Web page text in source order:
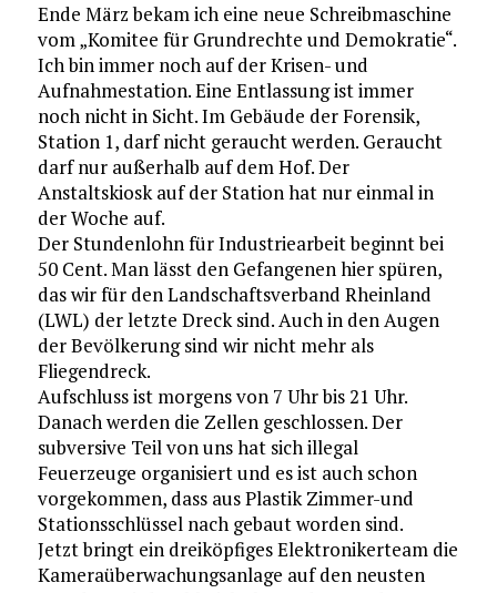
Ende März bekam ich eine neue Schreibmaschine
vom „Komitee für Grundrechte und Demokratie“.
Ich bin immer noch auf der Krisen- und
Aufnahmestation. Eine Entlassung ist immer
noch nicht in Sicht. Im Gebäude der Forensik,
Station 1, darf nicht geraucht werden. Geraucht
darf nur außerhalb auf dem Hof. Der
Anstaltskiosk auf der Station hat nur einmal in
der Woche auf.
Der Stundenlohn für Industriearbeit beginnt bei
50 Cent. Man lässt den Gefangenen hier spüren,
das wir für den Landschaftsverband Rheinland
(LWL) der letzte Dreck sind. Auch in den Augen
der Bevölkerung sind wir nicht mehr als
Fliegendreck.
Aufschluss ist morgens von 7 Uhr bis 21 Uhr.
Danach werden die Zellen geschlossen. Der
subversive Teil von uns hat sich illegal
Feuerzeuge organisiert und es ist auch schon
vorgekommen, dass aus Plastik Zimmer-und
Stationsschlüssel nach gebaut worden sind.
Jetzt bringt ein dreiköpfiges Elektronikerteam die
Kameraüberwachungsanlage auf den neusten